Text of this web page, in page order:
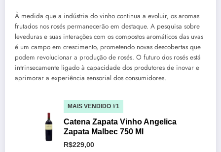
À medida que a indústria do vinho continua a evoluir, os aromas
frutados nos rosés permanecerão em destaque. A pesquisa sobre
leveduras e suas interações com os compostos aromáticos das uvas
é um campo em crescimento, prometendo novas descobertas que
podem revolucionar a produção de rosés. O futuro dos rosés está
intrinsecamente ligado à capacidade dos produtores de inovar e
aprimorar a experiência sensorial dos consumidores.
MAIS VENDIDO #1
Catena Zapata Vinho Angelica
Zapata Malbec 750 Ml
R$229,00